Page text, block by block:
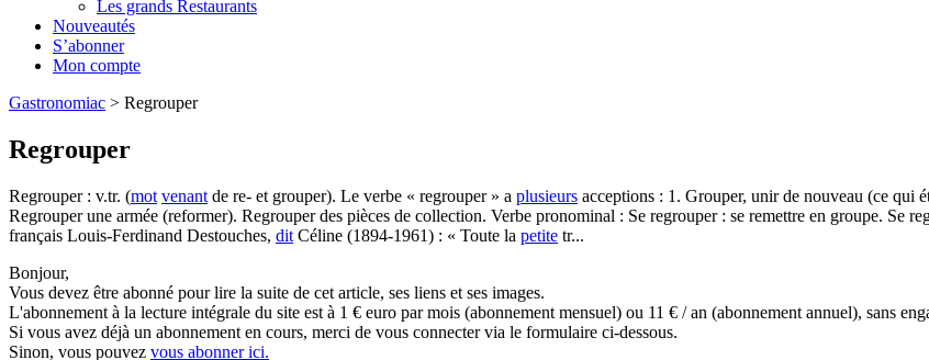
Les grands Restaurants
Nouveautés
S’abonner
Mon compte
Gastronomiac > Regrouper
Regrouper
Regrouper : v.tr. (mot venant de re- et grouper). Le verbe « regrouper » a plusieurs acceptions : 1. Grouper, unir de nouveau (ce qui
Regrouper une armée (reformer). Regrouper des pièces de collection. Verbe pronominal : Se regrouper : se remettre en groupe. Se
français Louis-Ferdinand Destouches, dit Céline (1894-1961) : « Toute la petite tr...
Bonjour,
Vous devez être abonné pour lire la suite de cet article, ses liens et ses images.
L'abonnement à la lecture intégrale du site est à 1 € euro par mois (abonnement mensuel) ou 11 € / an (abonnement annuel), sans
Si vous avez déjà un abonnement en cours, merci de vous connecter via le formulaire ci-dessous.
Sinon, vous pouvez vous abonner ici.